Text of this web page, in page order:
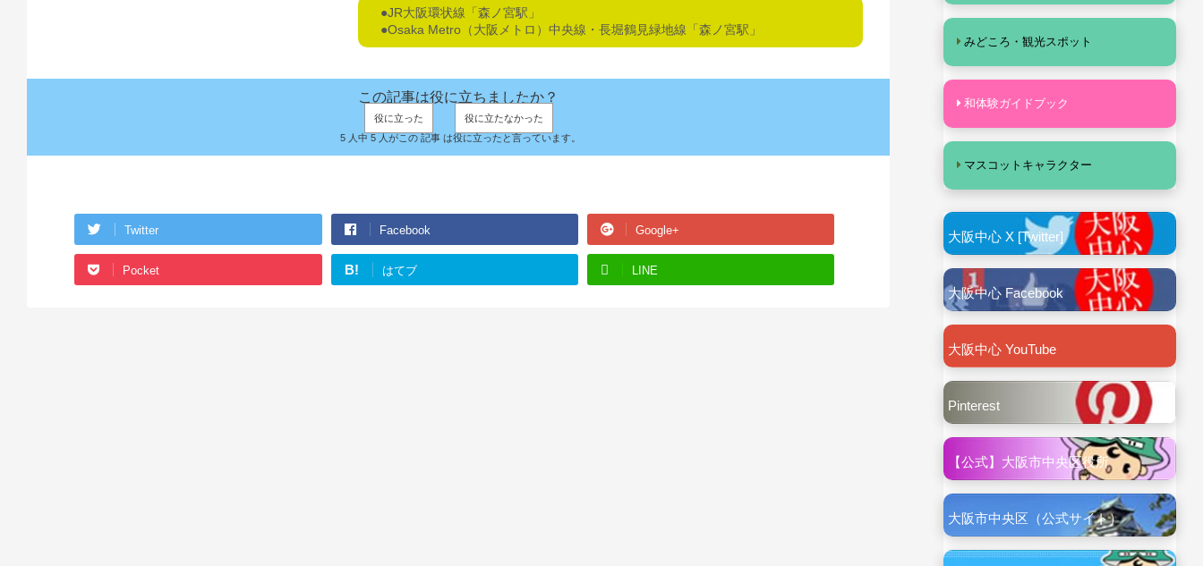
●JR大阪環状線「森ノ宮駅」
●Osaka Metro（大阪メトロ）中央線・長堀鶴見緑地線「森ノ宮駅」
この記事は役に立ちましたか？
役に立った
役に立たなかった
5 人中 5 人がこの 記事 は役に立ったと言っています。
Twitter Facebook Google+
Pocket B! はてブ LINE
みどころ・観光スポット
和体験ガイドブック
マスコットキャラクター
大阪中心 X [Twitter]
大阪中心 Facebook
大阪中心 YouTube
Pinterest
【公式】大阪市中央区役所
大阪市中央区（公式サイト）